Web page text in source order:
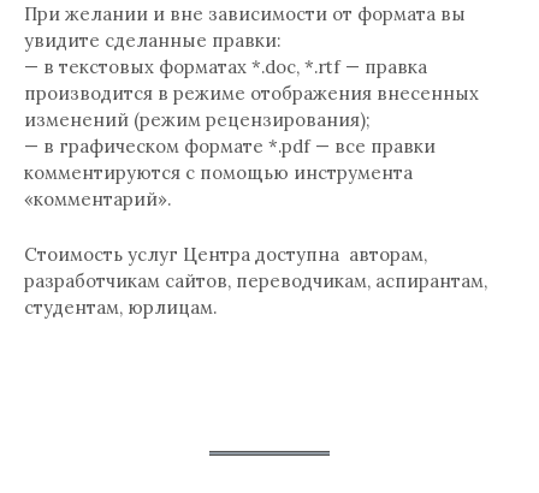
При желании и вне зависимости от формата вы
увидите сделанные правки:
— в текстовых форматах *.doc, *.rtf — правка
производится в режиме отображения внесенных
изменений (режим рецензирования);
— в графическом формате *.pdf — все правки
комментируются с помощью инструмента
«комментарий».
Стоимость услуг Центра доступна авторам,
разработчикам сайтов, переводчикам, аспирантам,
студентам, юрлицам.